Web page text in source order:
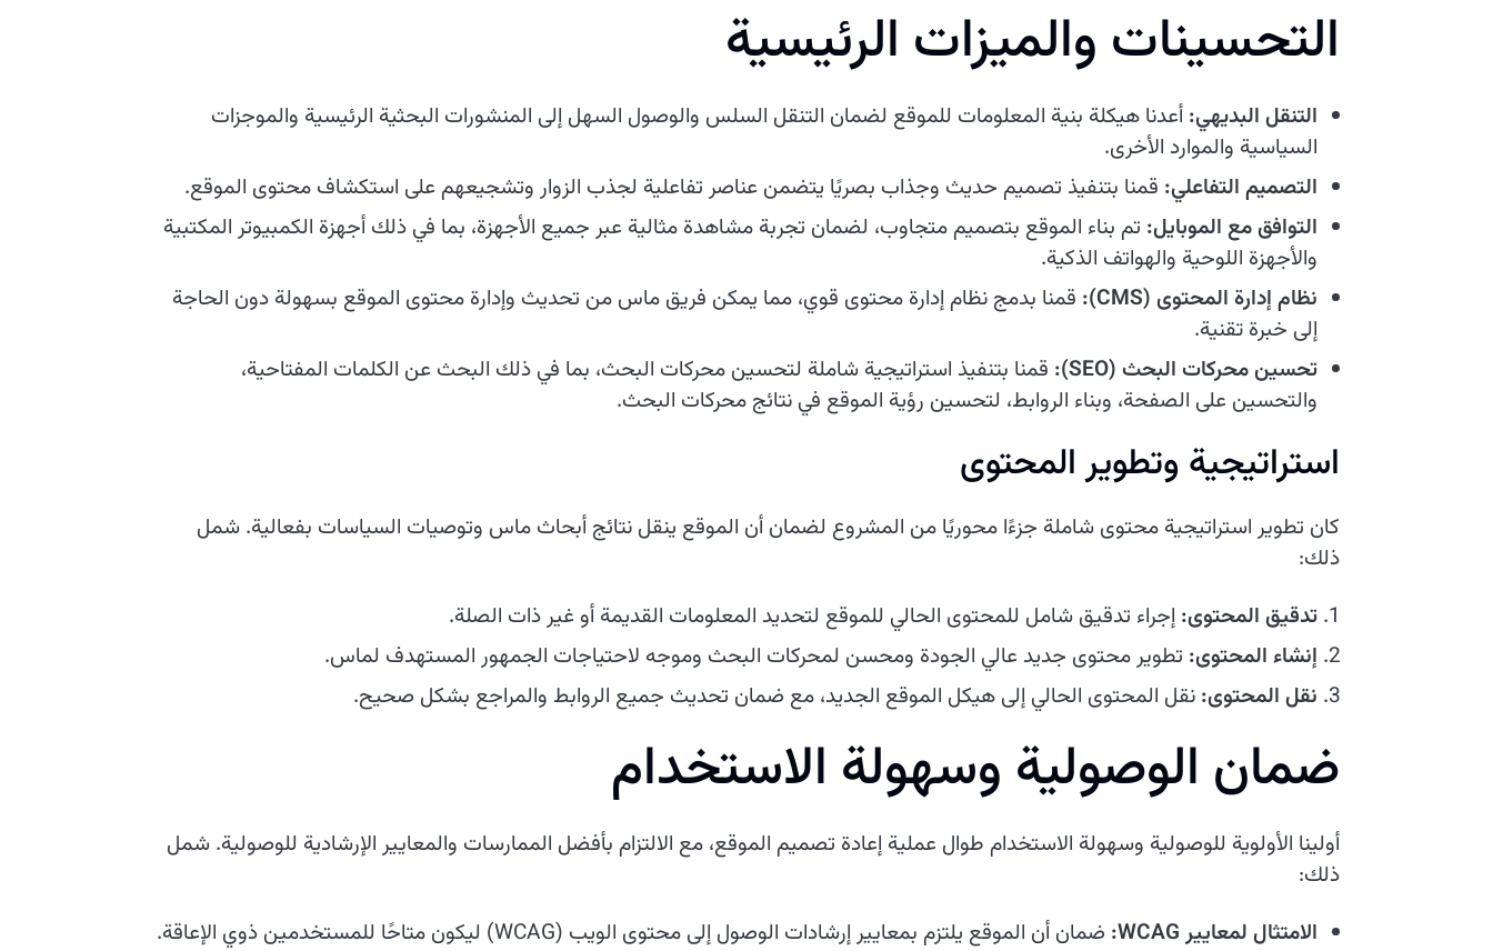
التحسينات والميزات الرئيسية
التنقل البديهي: أعدنا هيكلة بنية المعلومات للموقع لضمان التنقل السلس والوصول السهل إلى المنشورات البحثية الرئيسية والموجزات
السياسية والموارد الأخرى.
التصميم التفاعلي: قمنا بتنفيذ تصميم حديث وجذاب بصريًا يتضمن عناصر تفاعلية لجذب الزوار وتشجيعهم على استكشاف محتوى الموقع.
التوافق مع الموبايل: تم بناء الموقع بتصميم متجاوب، لضمان تجربة مشاهدة مثالية عبر جميع الأجهزة، بما في ذلك أجهزة الكمبيوتر المكتبية
والأجهزة اللوحية والهواتف الذكية.
نظام إدارة المحتوى (CMS):
قمنا بدمج نظام إدارة محتوى قوي، مما يمكن فريق ماس من تحديث وإدارة محتوى الموقع بسهولة دون الحاجة
إلى خبرة تقنية.
تحسين محركات البحث (SEO):
قمنا بتنفيذ استراتيجية شاملة لتحسين محركات البحث، بما في ذلك البحث عن الكلمات المفتاحية،
والتحسين على الصفحة، وبناء الروابط، لتحسين رؤية الموقع في نتائج محركات البحث.
استراتيجية وتطوير المحتوى
كان تطوير استراتيجية محتوى شاملة جزءًا محوريًا من المشروع لضمان أن الموقع ينقل نتائج أبحاث ماس وتوصيات السياسات بفعالية. شمل
ذلك:
تدقيق المحتوى: إجراء تدقيق شامل للمحتوى الحالي للموقع لتحديد المعلومات القديمة أو غير ذات الصلة.
إنشاء المحتوى: تطوير محتوى جديد عالي الجودة ومحسن لمحركات البحث وموجه لاحتياجات الجمهور المستهدف لماس.
نقل المحتوى: نقل المحتوى الحالي إلى هيكل الموقع الجديد، مع ضمان تحديث جميع الروابط والمراجع بشكل صحيح.
ضمان الوصولية وسهولة الاستخدام
أولينا الأولوية للوصولية وسهولة الاستخدام طوال عملية إعادة تصميم الموقع، مع الالتزام بأفضل الممارسات والمعايير الإرشادية للوصولية. شمل
ذلك:
الامتثال لمعايير WCAG:
ضمان أن الموقع يلتزم بمعايير إرشادات الوصول إلى محتوى الويب (WCAG) ليكون متاحًا للمستخدمين ذوي الإعاقة.